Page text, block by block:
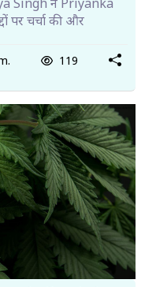
Singh ने Priyanka
पर चर्चा की और
119